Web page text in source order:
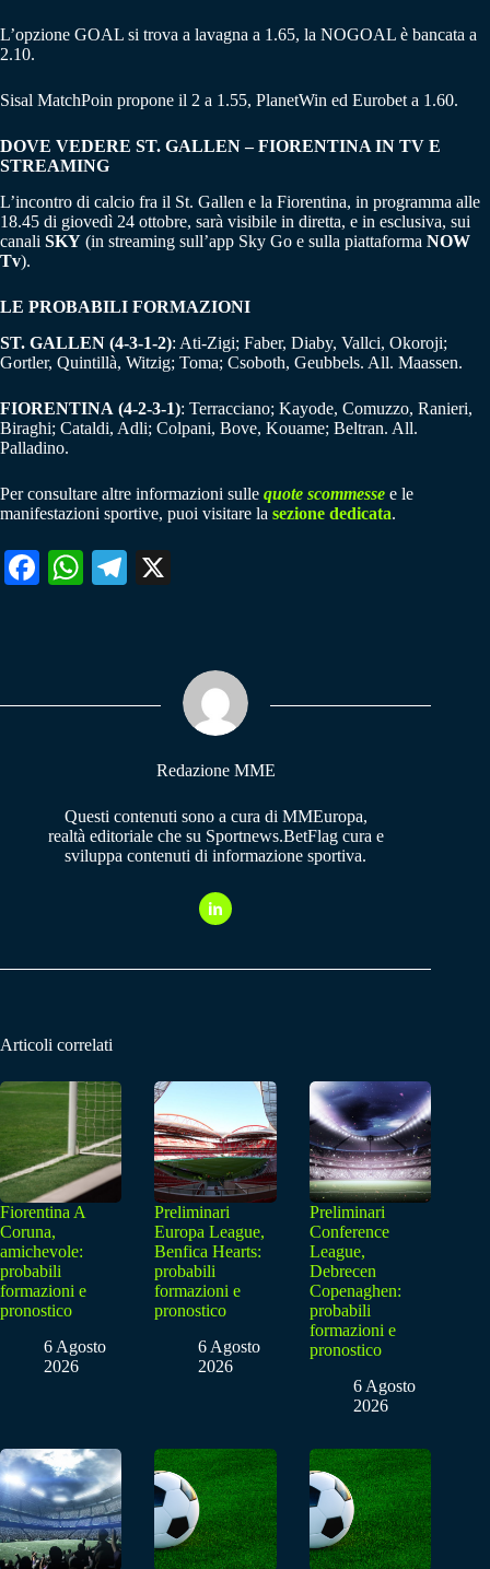
L’opzione GOAL si trova a lavagna a 1.65, la NOGOAL è bancata a
2.10.
Sisal MatchPoin propone il 2 a 1.55, PlanetWin ed Eurobet a 1.60.
DOVE VEDERE ST. GALLEN – FIORENTINA IN TV E
STREAMING
L’incontro di calcio fra il St. Gallen e la Fiorentina, in programma alle
18.45 di giovedì 24 ottobre, sarà visibile in diretta, e in esclusiva, sui
canali SKY (in streaming sull’app Sky Go e sulla piattaforma NOW
Tv).
LE PROBABILI FORMAZIONI
ST. GALLEN (4-3-1-2): Ati-Zigi; Faber, Diaby, Vallci, Okoroji;
Gortler, Quintillà, Witzig; Toma; Csoboth, Geubbels. All. Maassen.
FIORENTINA (4-2-3-1): Terracciano; Kayode, Comuzzo, Ranieri,
Biraghi; Cataldi, Adli; Colpani, Bove, Kouame; Beltran. All.
Palladino.
Per consultare altre informazioni sulle quote scommesse e le
manifestazioni sportive, puoi visitare la sezione dedicata.
Fa W
pp
Te
m
Redazione MME
Questi contenuti sono a cura di MMEuropa,
realtà editoriale che su Sportnews.BetFlag cura e
sviluppa contenuti di informazione sportiva.
Articoli correlati
Fiorentina A
Coruna,
amichevole:
probabili
formazioni e
pronostico
6 Agosto
2026
Preliminari
Europa League,
Benfica Hearts:
probabili
formazioni e
pronostico
6 Agosto
2026
Preliminari
Conference
League,
Debrecen
Copenaghen:
probabili
formazioni e
pronostico
6 Agosto
2026